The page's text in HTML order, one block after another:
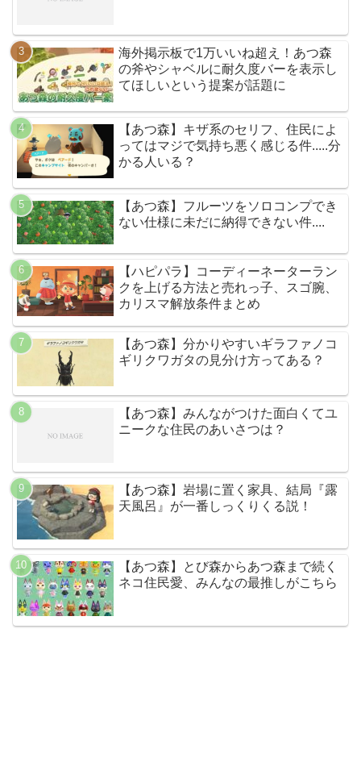
海外掲示板で1万いいね超え！あつ森
の斧やシャベルに耐久度バーを表示し
てほしいという提案が話題に
【あつ森】キザ系のセリフ、住民によ
ってはマジで気持ち悪く感じる件.....分
かる人いる？
【あつ森】フルーツをソロコンプでき
ない仕様に未だに納得できない件....
【ハピパラ】コーディーネーターラン
クを上げる方法と売れっ子、スゴ腕、
カリスマ解放条件まとめ
【あつ森】分かりやすいギラファノコ
ギリクワガタの見分け方ってある？
【あつ森】みんながつけた面白くてユ
ニークな住民のあいさつは？
【あつ森】岩場に置く家具、結局『露
天風呂』が一番しっくりくる説！
【あつ森】とび森からあつ森まで続く
ネコ住民愛、みんなの最推しがこちら